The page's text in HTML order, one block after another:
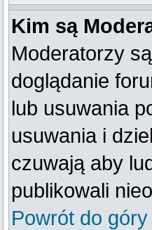
Kim są
Moderatorzy
doglądanie
lub usuwania
usuwania i
czuwają aby
publikowali
Powrót do góry